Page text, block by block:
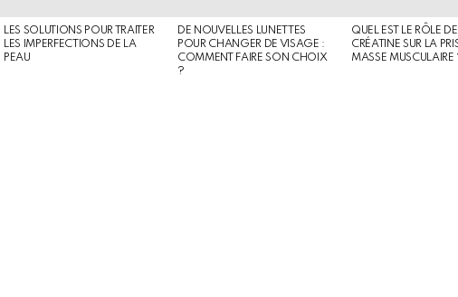
LES SOLUTIONS POUR TRAITER
LES IMPERFECTIONS DE LA
PEAU
DE NOUVELLES LUNETTES
POUR CHANGER DE VISAGE :
COMMENT FAIRE SON CHOIX
?
QUEL EST LE RÔLE
CRÉATINE SUR LA
MASSE MUSCULAIRE